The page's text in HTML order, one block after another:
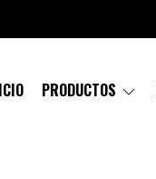
PRODUCTOS